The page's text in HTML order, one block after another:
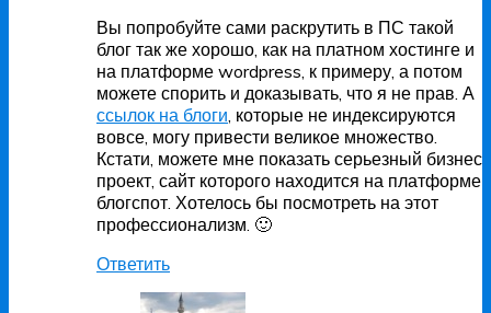
Вы попробуйте сами раскрутить в ПС такой
блог так же хорошо, как на платном хостинге и
на платформе wordpress, к примеру, а потом
можете спорить и доказывать, что я не прав. А
ссылок на блоги , которые не индексируются
вовсе, могу привести великое множество.
Кстати, можете мне показать серьезный бизнес
проект, сайт которого находится на платформе
блогспот. Хотелось бы посмотреть на этот
профессионализм. 🙂
Ответить